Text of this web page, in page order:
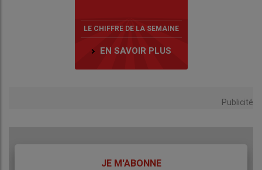
LE CHIFFRE DE LA SEMAINE
EN SAVOIR PLUS
Publicité
JE M'ABONNE